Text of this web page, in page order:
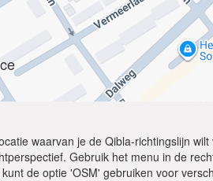
waarvan je de Qibla-richtingslijn
Gebruik het menu in de
de optie 'OSM' gebruiken voor